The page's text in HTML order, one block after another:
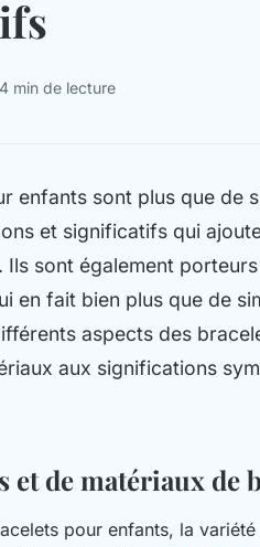
4 min de lecture
enfants sont plus que de
et significatifs qui
Ils sont également
en fait bien plus que de
aspects des
aux significations
et de matériaux de
pour enfants, la